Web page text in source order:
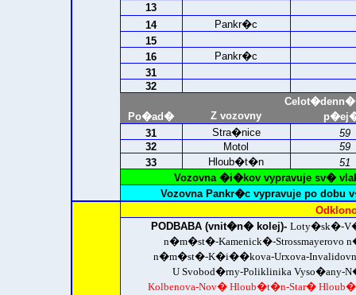
13
14
Pankr�c
15
16
Pankr�c
31
32
Po�ad�
Z vozovny
31
Stra�nice
59
32
Motol
59
33
Hloub�t�n
51
Vozovna �i�kov vypravuje sv�
Vozovna Pankr�c vypravuje po
PODBABA (vnit�n� kolej)- Loty�sk�-
n�m�st�-Kamenick�-Strossmayerovo
n�m�st�-K�i��kova-Urxova-Invalidovna-
U Svobod�rny-Poliklinika
Kolbenova-Nov� Hloub�t�n-Star�